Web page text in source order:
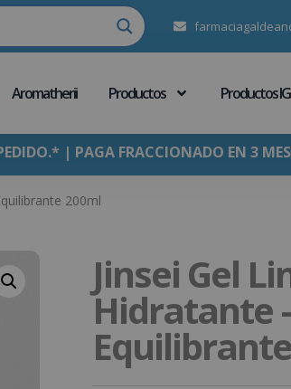
Aromatherii Productos Productos
| PAGA FRACCIONADO EN 3
200ml
Jinsei Gel
Hidratante